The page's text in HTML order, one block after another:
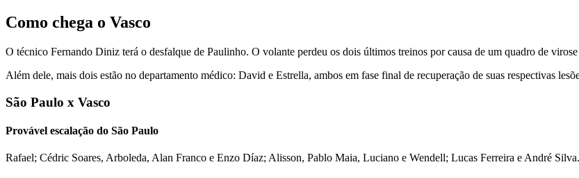
Como chega o Vasco
O técnico Fernando Diniz terá o desfalque de Paulinho. O volante perdeu os dois últimos treinos por causa de um quadro de
Além dele, mais dois estão no departamento médico: David e Estrella, ambos em fase final de recuperação de suas respectivas
São Paulo x Vasco
Provável escalação do São Paulo
Rafael; Cédric Soares, Arboleda, Alan Franco e Enzo Díaz; Alisson, Pablo Maia, Luciano e Wendell; Lucas Ferreira e André Silva.